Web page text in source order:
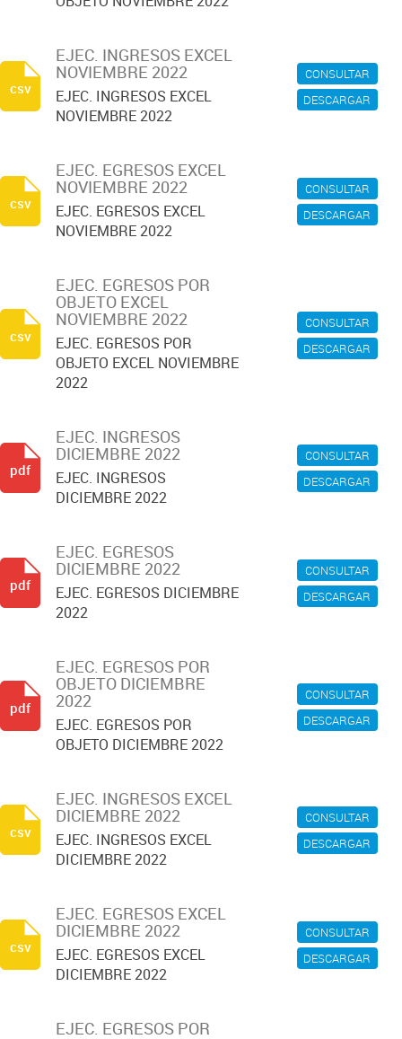
CONSULTAR
DESCARGAR
EJEC. INGRESOS EXCEL
NOVIEMBRE 2022
EJEC. INGRESOS EXCEL
NOVIEMBRE 2022
csv
CONSULTAR
DESCARGAR
EJEC. EGRESOS EXCEL
NOVIEMBRE 2022
EJEC. EGRESOS EXCEL
NOVIEMBRE 2022
csv
CONSULTAR
DESCARGAR
EJEC. EGRESOS POR
OBJETO EXCEL
NOVIEMBRE 2022
EJEC. EGRESOS POR
OBJETO EXCEL NOVIEMBRE
2022
csv
CONSULTAR
DESCARGAR
EJEC. INGRESOS
DICIEMBRE 2022
EJEC. INGRESOS
DICIEMBRE 2022
pdf
CONSULTAR
DESCARGAR
EJEC. EGRESOS
DICIEMBRE 2022
EJEC. EGRESOS DICIEMBRE
2022
pdf
CONSULTAR
DESCARGAR
EJEC. EGRESOS POR
OBJETO DICIEMBRE
2022
EJEC. EGRESOS POR
OBJETO DICIEMBRE 2022
pdf
CONSULTAR
DESCARGAR
EJEC. INGRESOS EXCEL
DICIEMBRE 2022
EJEC. INGRESOS EXCEL
DICIEMBRE 2022
csv
CONSULTAR
DESCARGAR
EJEC. EGRESOS EXCEL
DICIEMBRE 2022
EJEC. EGRESOS EXCEL
DICIEMBRE 2022
csv
EJEC. EGRESOS POR